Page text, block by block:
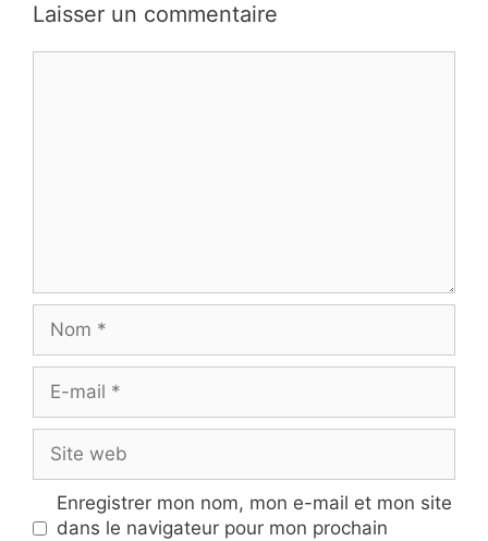
Laisser un commentaire
mail
web
Enregistrer mon nom, mon e-mail et mon site
dans le navigateur pour mon prochain